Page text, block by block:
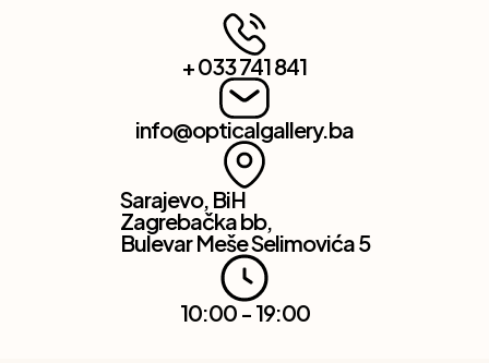
+ 033 741 841
info@opticalgallery.ba
Sarajevo, BiH
Zagrebačka bb,
Bulevar Meše Selimovića 5
10:00 - 19:00